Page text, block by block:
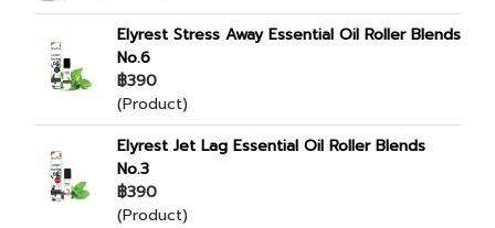
Elyrest Stress Away Essential Oil Roller Blends
No.6
฿390
(Product)
Elyrest Jet Lag Essential Oil Roller Blends
No.3
฿390
(Product)